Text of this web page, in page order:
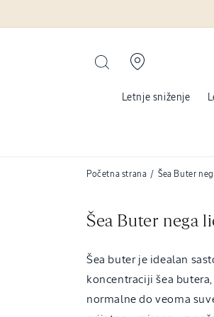
Letnje sniženje
Početna strana / Šea Buter
C
l
l
e
Šea Buter nega
Šea buter je idealan
koncentraciji šea
normalne do veoma